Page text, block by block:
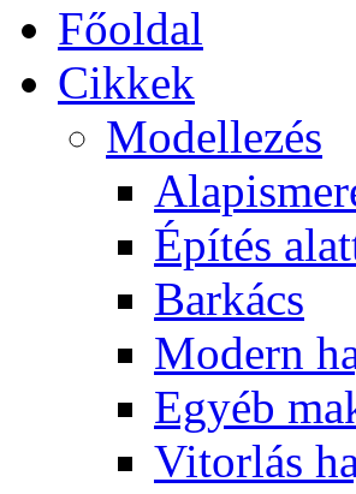
Főoldal
Cikkek
Modellezés
Építés
Barkács
Modern
Egyéb
Vitorlás